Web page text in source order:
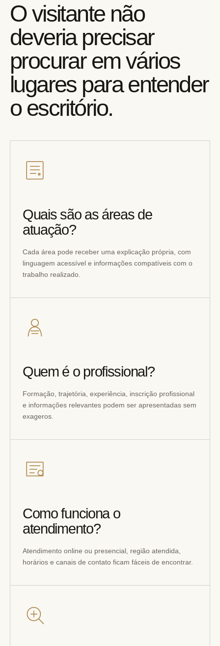
O visitante não
deveria precisar
procurar em vários
lugares para entender
o escritório.
Quais são as áreas de
atuação?
Cada área pode receber uma explicação própria, com
linguagem acessível e informações compatíveis com o
trabalho realizado.
Quem é o profissional?
Formação, trajetória, experiência, inscrição profissional
e informações relevantes podem ser apresentadas sem
exageros.
Como funciona o
atendimento?
Atendimento online ou presencial, região atendida,
horários e canais de contato ficam fáceis de encontrar.